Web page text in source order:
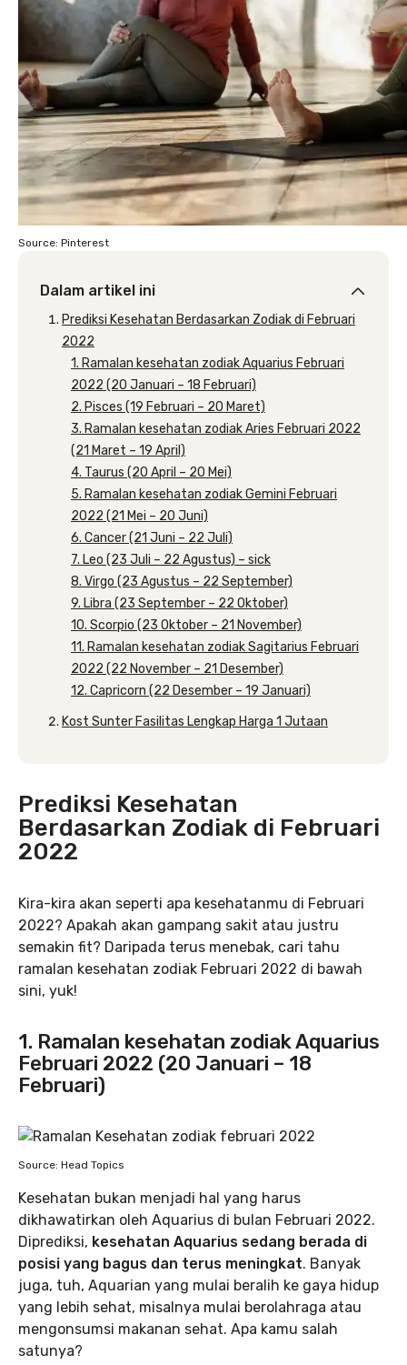
Source: Pinterest
Dalam artikel ini
Prediksi Kesehatan Berdasarkan Zodiak di Februari
2022
1. Ramalan kesehatan zodiak Aquarius Februari
2022 (20 Januari – 18 Februari)
2. Pisces (19 Februari – 20 Maret)
3. Ramalan kesehatan zodiak Aries Februari 2022
(21 Maret – 19 April)
4. Taurus (20 April – 20 Mei)
5. Ramalan kesehatan zodiak Gemini Februari
2022 (21 Mei – 20 Juni)
6. Cancer (21 Juni – 22 Juli)
7. Leo (23 Juli – 22 Agustus) – sick
8. Virgo (23 Agustus – 22 September)
9. Libra (23 September – 22 Oktober)
10. Scorpio (23 Oktober – 21 November)
11. Ramalan kesehatan zodiak Sagitarius Februari
2022 (22 November – 21 Desember)
12. Capricorn (22 Desember – 19 Januari)
Kost Sunter Fasilitas Lengkap Harga 1 Jutaan
Prediksi Kesehatan
Berdasarkan Zodiak di Februari
2022
Kira-kira akan seperti apa kesehatanmu di Februari
2022? Apakah akan gampang sakit atau justru
semakin fit? Daripada terus menebak, cari tahu
ramalan kesehatan zodiak Februari 2022 di bawah
sini, yuk!
1. Ramalan kesehatan zodiak Aquarius
Februari 2022 (20 Januari – 18
Februari)
Source: Head Topics
Kesehatan bukan menjadi hal yang harus
dikhawatirkan oleh Aquarius di bulan Februari 2022.
Diprediksi, kesehatan Aquarius sedang berada di
posisi yang bagus dan terus meningkat. Banyak
juga, tuh, Aquarian yang mulai beralih ke gaya hidup
yang lebih sehat, misalnya mulai berolahraga atau
mengonsumsi makanan sehat. Apa kamu salah
satunya?